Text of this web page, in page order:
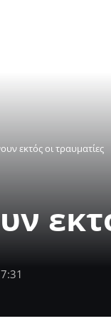
εκτός οι τραυματίες